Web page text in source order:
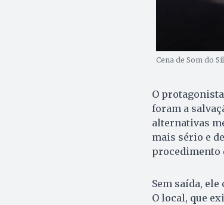
Cena de Som do
O
foram a
alternativas
mais sério e
procedimento
Sem saída,
O local, que